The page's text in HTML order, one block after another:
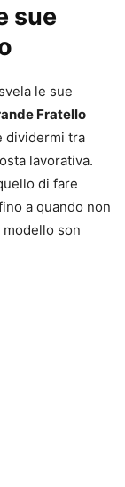
sue
svela le sue
Fratello
dividermi tra
lavorativa.
di fare
a quando non
son